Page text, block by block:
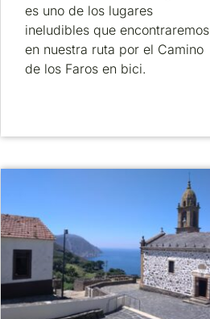
es uno de los lugares
ineludibles que encontraremos
en nuestra ruta por el Camino
de los Faros en bici.